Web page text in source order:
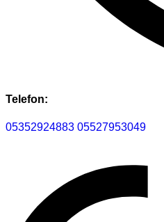
Telefon:
05352924883 05527953049